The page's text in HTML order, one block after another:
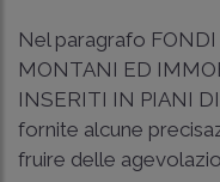
Nel paragrafo
MONTANI ED
INSERITI IN PIANI
fornite alcune
fruire delle